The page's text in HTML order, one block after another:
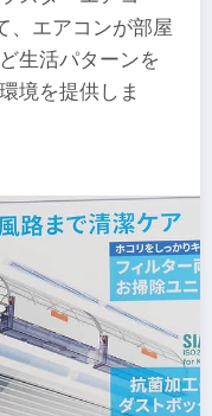
、エアコンが部屋
生活パターンを
境を提供しま